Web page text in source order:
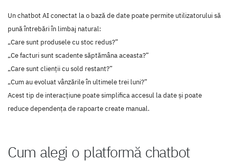
Un chatbot AI conectat la o bază de date poate permite utilizatorului să
pună întrebări în limbaj natural:
„Care sunt produsele cu stoc redus?”
„Ce facturi sunt scadente săptămâna aceasta?”
„Care sunt clienții cu sold restant?”
„Cum au evoluat vânzările în ultimele trei luni?”
Acest tip de interacțiune poate simplifica accesul la date și poate
reduce dependența de rapoarte create manual.
Cum alegi o platformă chatbot